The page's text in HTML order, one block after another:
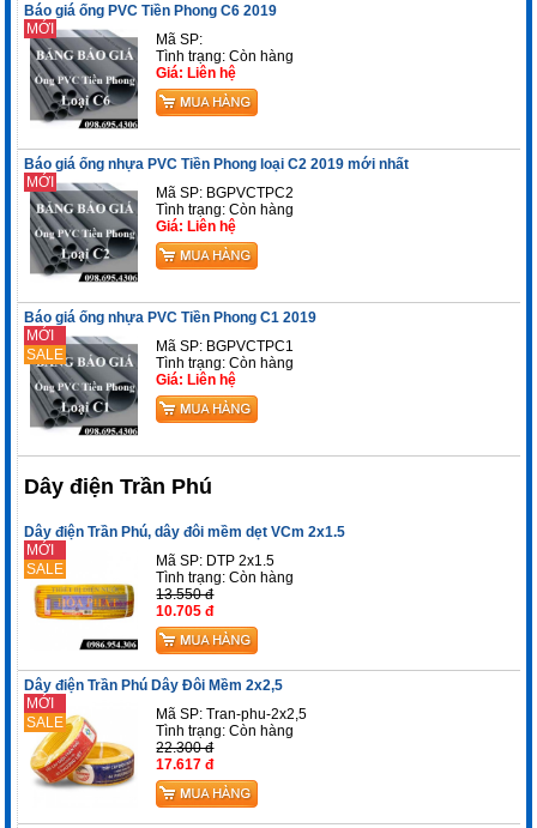
Báo giá ống PVC Tiền Phong C6 2019
MỚI
Mã SP:
Tình trạng:Còn hàng
Giá: Liên hệ
Báo giá ống nhựa PVC Tiền Phong loại C2 2019 mới nhất
MỚI
Mã SP: BGPVCTPC2
Tình trạng:Còn hàng
Giá: Liên hệ
Báo giá ống nhựa PVC Tiền Phong C1 2019
MỚI
SALE
Mã SP: BGPVCTPC1
Tình trạng:Còn hàng
Giá: Liên hệ
Dây điện Trần Phú
Dây điện Trần Phú, dây đôi mềm dẹt VCm 2x1.5
MỚI
SALE
Mã SP: DTP 2x1.5
Tình trạng:Còn hàng
13.550 đ
10.705 đ
Dây điện Trần Phú Dây Đôi Mềm 2x2,5
MỚI
SALE
Mã SP: Tran-phu-2x2,5
Tình trạng:Còn hàng
22.300 đ
17.617 đ